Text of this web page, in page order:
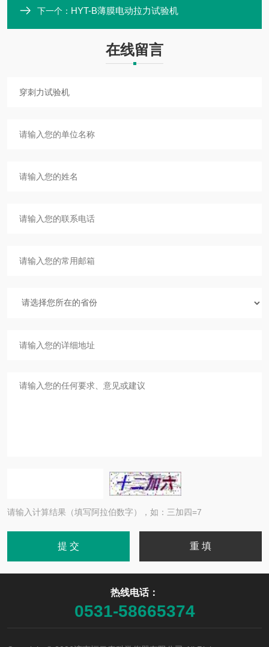
下一个： HYT-B薄膜电动拉力试验机
在线留言
请输入计算结果（填写阿拉伯数字），如：三加四=7
热线电话：
0531-58665374